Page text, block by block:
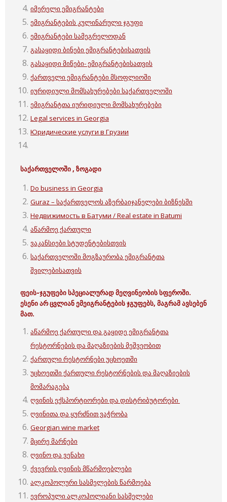
იმერელი ემიგრანტები
ემიგრანტების კულინარული ჯგუფი
ემიგრანტები სამეგრელოდან
გასაყიდი ბინები ემიგრანტებისათვის
გასაყიდი მიწები- ემიგრანტებისათვის
ქართველი ემიგრანტები მსოფლიოში
იურიდიული მომსახურებები საქართველოში
ემიგრანტთა იურიდიული მომსახურებები
Legal services in Georgia
Юридические услуги в Грузии
საქართველოში , ზოგადი
Do business in Georgia
Guraz – საქართველოს აზერბაიჯანელები ბიზნესში
Недвижимость в Батуми / Real estate in Batumi
აწარმოე ქართული
ვაკანსიები სტუდენტებისთვის
საქართველოში მოგზაურობა ემიგრანტთა
შვილებისათვის
ფეის-ჯგუფები სპეციალურად მეღვინეობის სფეროში.
ესენი არ ცვლიან ემეიგრანტების ჯგუფებს, მაგრამ ავსებენ
მათ.
აწარმოე ქართული და გაყიდე ემიგრანტთა
რესტორნების და მაღაზიების მეშვეობით
ქართული რესტორნები უცხოეთში
უცხოეთში ქართული რესტორნების და მაღაზიების
მომარაგება
ღვინის ექსპორტიორები და დისტრიბუტორები
ღვინითა და ყურძნით ვაჭრობა
Georgian wine market
მცირე მარნები
ღვინო და ვენახი
ქვევრის ღვინის მწარმოებლები
ალკოჰოლური სასმელების წარმოება
ევროპული ალკოჰოლიანი სასმელები